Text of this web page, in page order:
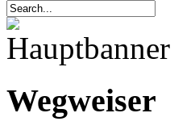
Wegweiser